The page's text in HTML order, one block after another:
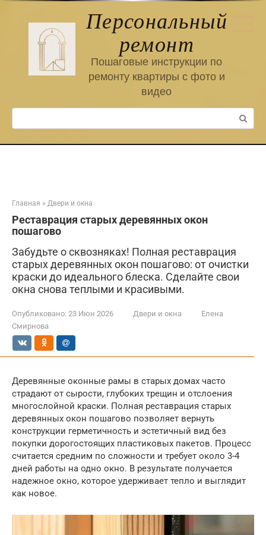
Персональный
ремонт
Пошаговые инструкции по
ремонту квартиры с фото и
видео
Поиск:
Главная » Двери и окна
Реставрация старых деревянных окон
пошагово
Забудьте о сквозняках! Полная реставрация
старых деревянных окон пошагово: от очистки
краски до идеального блеска. Сделайте свои
окна снова теплыми и красивыми.
Опубликовано: 23 Июн 2026 Двери и окна
Елена
Смирнова
Деревянные оконные рамы в старых домах часто
страдают от сырости, глубоких трещин и отслоения
многослойной краски. Полная реставрация старых
деревянных окон пошагово позволяет вернуть
конструкции герметичность и эстетичный вид без
покупки дорогостоящих пластиковых пакетов. Процесс
считается средним по сложности и требует около 3-4
дней работы на одно окно. В результате получается
надежное окно, которое удерживает тепло и выглядит
как новое.